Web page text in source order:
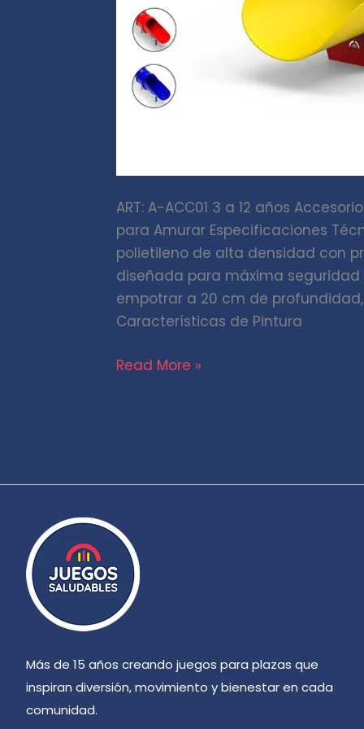
ART: A-ACC01 3 a 12 años
para Amurar Especificaciones
polietileno de alta densidad con
diseñada para máxima
empotrar a 20 cm de
Características de Pintura
Read More »
Más de 15 años creando juegos para plazas que
inspiran diversión, movimiento y bienestar en cada
comunidad.